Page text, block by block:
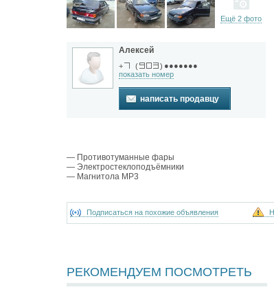
Ещё 2 фото
Алексей
+ ( ) ●●●●●●●
показать номер
написать продавцу
— Противотуманные фары
— Электростеклоподъёмники
— Магнитола MP3
Подписаться на похожие объявления
РЕКОМЕНДУЕМ ПОСМОТРЕТЬ